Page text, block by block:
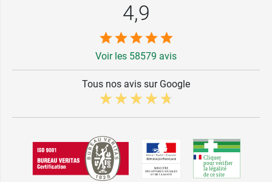
4,9
Voir les 58579 avis
Tous nos avis sur Google